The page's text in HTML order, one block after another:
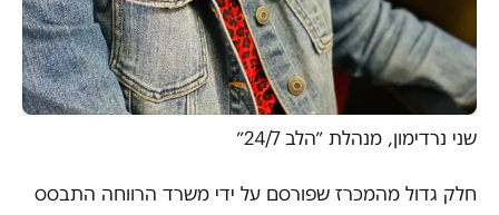
שני נרדימון, מנהלת ״הלב 24/7״
חלק גדול מהמכרז שפורסם על ידי משרד הרווחה התבסס